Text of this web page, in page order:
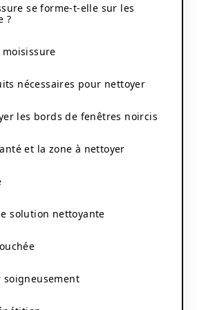
se forme-t-elle sur les
?
moisissure
nécessaires pour nettoyer
les bords de fenêtres noircis
et la zone à nettoyer
solution nettoyante
soigneusement